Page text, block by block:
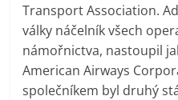
Transport Association.
války náčelník všech
námořnictva, nastoupil
American Airways
společníkem byl druhý